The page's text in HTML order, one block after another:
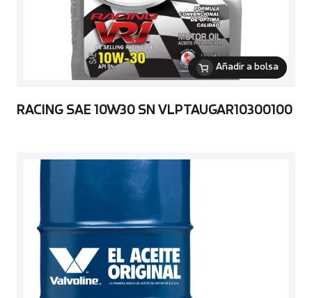
Añadir a bolsa
RACING SAE 10W30 SN VLPTAUGAR10300100